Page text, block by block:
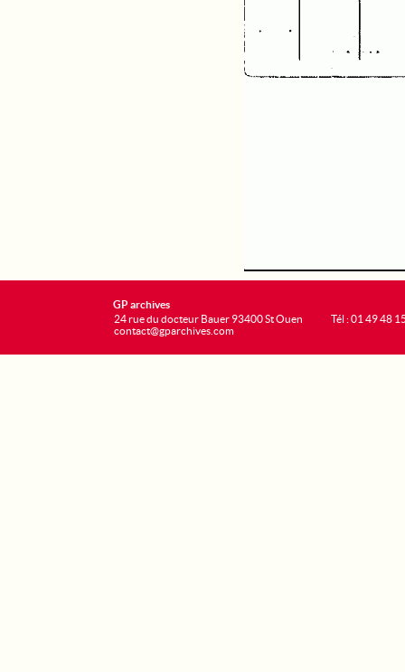
GP archives
24 rue du docteur Bauer 93400 St Ouen
contact@gparchives.com
Tél : 01 49 48